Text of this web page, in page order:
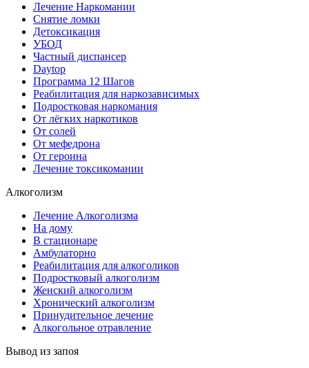
Лечение Наркомании
Снятие ломки
Детоксикация
УБОД
Частный диспансер
Daytop
Программа 12 Шагов
Реабилитация для наркозависимых
Подростковая наркомания
От лёгких наркотиков
От солей
От мефедрона
От героина
Лечение токсикомании
Алкоголизм
Лечение Алкоголизма
На дому
В стационаре
Амбулаторно
Реабилитация для алкоголиков
Подростковый алкоголизм
Женский алкоголизм
Хронический алкоголизм
Принудительное лечение
Алкогольное отравление
Вывод из запоя